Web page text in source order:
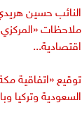
النائب حسين
ملاحظات
اقتصادية...
توقيع «اتفاقية
السعودية وتركيا